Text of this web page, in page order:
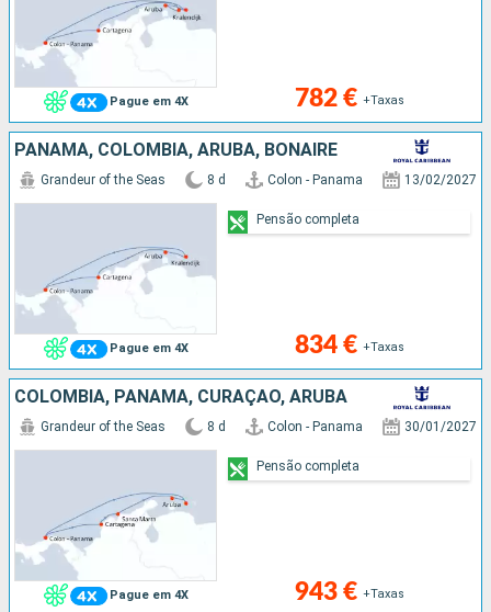
Pague em 4X 782 € +Taxas
PANAMA, COLÔMBIA, ARUBA, BONAIRE
Pague em 4X
Grandeur of the Seas 8 d Colon - Panama 13/02/2027
834 € +Taxas
Pensão completa
COLÔMBIA, PANAMA, CURAÇAO, ARUBA
Pague em 4X
Grandeur of the Seas 8 d Colon - Panama 30/01/2027
943 € +Taxas
Pensão completa